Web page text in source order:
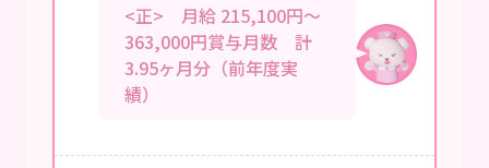
<正> 月給 215,100円～
363,000円賞与月数 計
3.95ヶ月分（前年度実
績）